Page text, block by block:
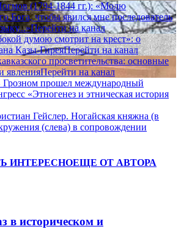
(1794-1844 гг.): «Молю
Бога, чтобы явился мне последователь
Перейти на канал
думою смотрит на крест»: о
Казы-ГиреяПерейти на канал
просветительства: основные
явленияПерейти на канал
Грозном прошел международный
«Этногенез и этническая история
Гейслер. Ногайская княжна (в
(слева) в сопровождении
ИНТЕРЕСНОЕЩЕ ОТ АВТОРА
в историческом и